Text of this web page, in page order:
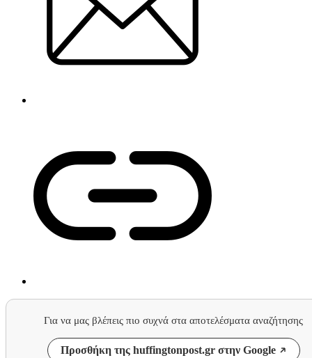
Για να μας βλέπεις πιο συχνά στα αποτελέσματα αναζήτησης
Προσθήκη της huffingtonpost.gr στην Google